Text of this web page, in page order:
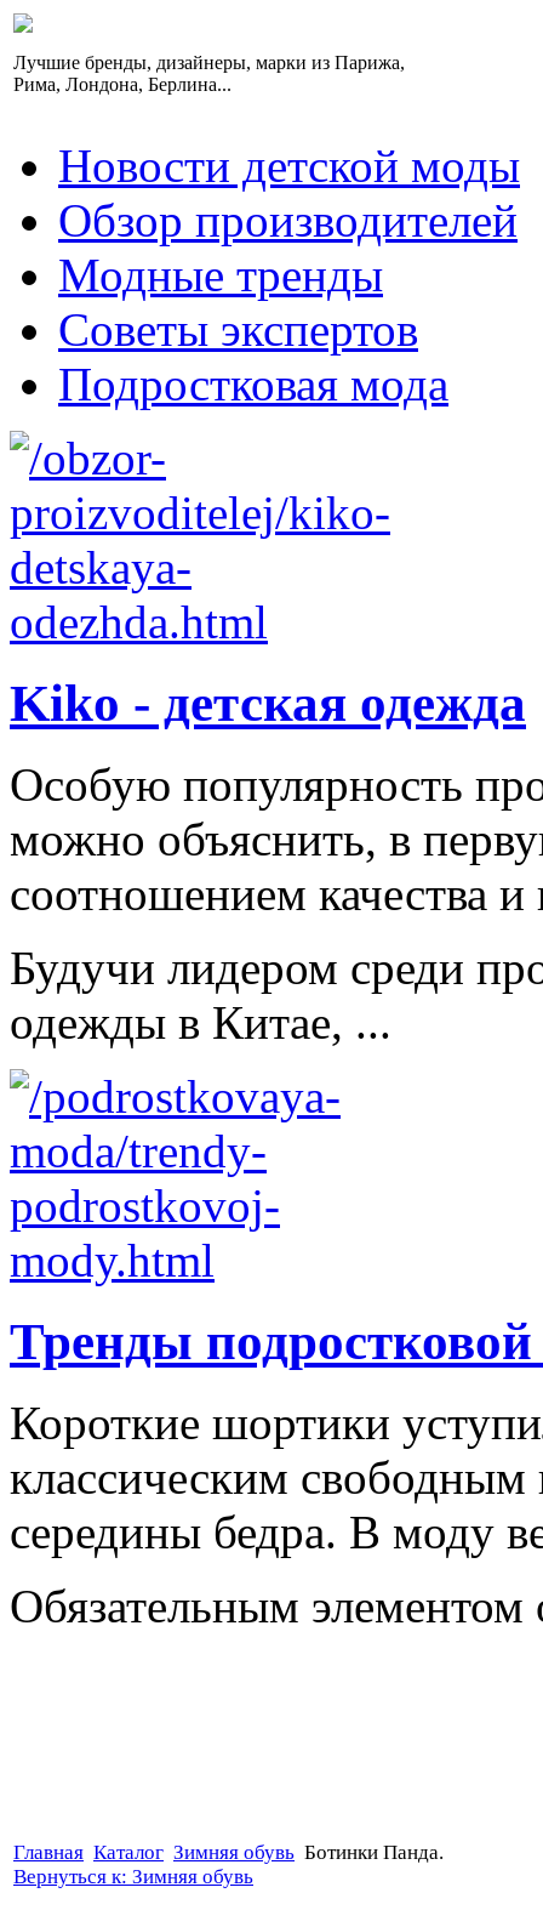
Лучшие бренды, дизайнеры, марки из Парижа,
Рима, Лондона, Берлина...
Новости детской моды
Обзор производителей
Модные тренды
Советы экспертов
Подростковая мода
Kiko - детская одежда
Особую популярность
можно объяснить, в
соотношением качества
Будучи лидером среди
одежды в Китае, ...
Тренды
Короткие шортики
классическим
середины бедра. В моду
Обязательным элементом
Главная Каталог Зимняя обувь Ботинки Панда.
Вернуться к: Зимняя обувь